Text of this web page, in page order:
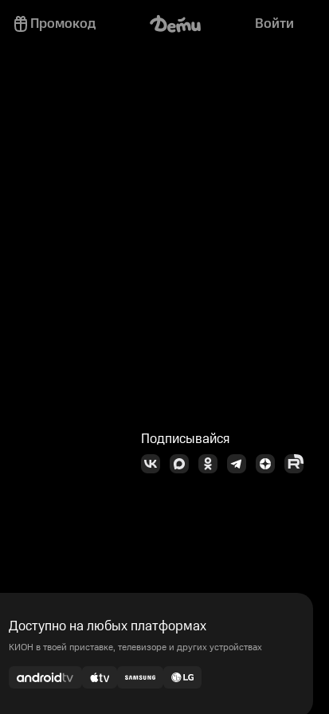
Промокод Войти
Подписывайся
Доступно на любых платформах
КИОН в твоей приставке, телевизоре и других устройствах